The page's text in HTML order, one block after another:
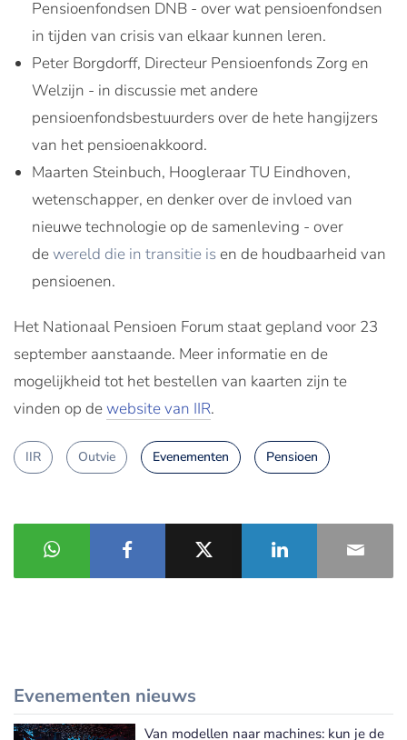
Pensioenfondsen DNB - over wat pensioenfondsen
in tijden van crisis van elkaar kunnen leren.
Peter Borgdorff, Directeur Pensioenfonds Zorg en
Welzijn - in discussie met andere
pensioenfondsbestuurders over de hete hangijzers
van het pensioenakkoord.
Maarten Steinbuch, Hoogleraar TU Eindhoven,
wetenschapper, en denker over de invloed van
nieuwe technologie op de samenleving - over
dewereld die in transitie is en de houdbaarheid van
pensioenen.
Het Nationaal Pensioen Forum staat gepland voor 23
september aanstaande. Meer informatie en de
mogelijkheid tot het bestellen van kaarten zijn te
vinden op dewebsite van IIR.
IIR Outvie Evenementen Pensioen
Evenementen nieuws
Van modellen naar machines: kun je de